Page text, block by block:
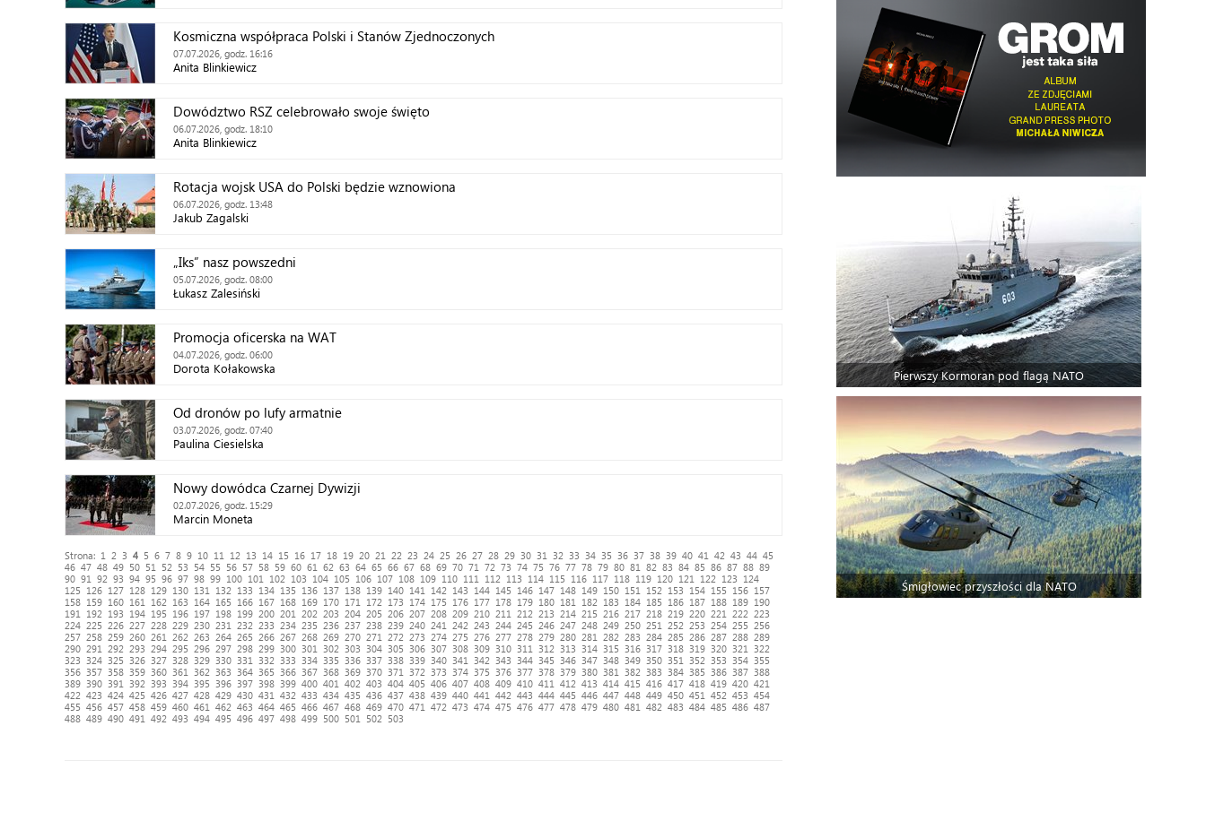
Kosmiczna współpraca Polski i Stanów Zjednoczonych
07.07.2026, godz. 16:16
Anita Blinkiewicz
Dowództwo RSZ celebrowało swoje święto
06.07.2026, godz. 18:10
Anita Blinkiewicz
Rotacja wojsk USA do Polski będzie wznowiona
06.07.2026, godz. 13:48
Jakub Zagalski
„Iks” nasz powszedni
05.07.2026, godz. 08:00
Łukasz Zalesiński
Promocja oficerska na WAT
04.07.2026, godz. 06:00
Dorota Kołakowska
Od dronów po lufy armatnie
03.07.2026, godz. 07:40
Paulina Ciesielska
Nowy dowódca Czarnej Dywizji
02.07.2026, godz. 15:29
Marcin Moneta
Strona: 1 2 3 4 5 6 7 8 9 10 11 12 13 14 15 16 17 18 19 20 21 22 23 24 25 26 27 28 29 30 31 32 33 34 35 36 37 38 39 40 41 42 43 44 45
46 47 48 49 50 51 52 53 54 55 56 57 58 59 60 61 62 63 64 65 66 67 68 69 70 71 72 73 74 75 76 77 78 79 80 81 82 83 84 85 86 87 88 89
90 91 92 93 94 95 96 97 98 99 100 101 102 103 104 105 106 107 108 109 110 111 112 113 114 115 116 117 118 119 120 121 122 123
124
125
126 127 128 129 130 131 132 133 134 135 136 137 138 139 140 141 142 143 144 145 146 147 148 149 150 151 152 153 154 155 156 157
158 159 160 161 162 163 164 165 166 167 168 169 170 171 172 173 174 175 176 177 178 179 180 181 182 183 184 185 186 187 188 189 190
191
192 193 194 195 196 197 198 199 200 201 202 203 204 205 206 207 208 209 210 211 212 213 214 215 216 217 218 219 220 221 222
223
224 225 226 227 228 229 230 231 232 233 234 235 236 237 238 239 240 241 242 243 244 245 246 247 248 249 250 251 252 253 254 255
256
257 258 259 260 261 262 263 264 265 266 267 268 269 270 271 272 273 274 275 276 277 278 279 280 281 282 283 284 285 286 287 288 289
290 291 292 293 294 295 296 297 298 299 300 301 302 303 304 305 306 307 308 309 310 311 312 313 314 315 316 317 318 319 320 321
322
323
324 325 326 327 328 329 330 331 332 333 334 335 336 337 338 339 340 341 342 343 344 345 346 347 348 349 350 351 352 353 354 355
356 357 358 359 360 361 362 363 364 365 366 367 368 369 370 371 372 373 374 375 376 377 378 379 380 381 382 383 384 385 386 387 388
389 390 391 392 393 394 395 396 397 398 399 400 401 402 403 404 405 406 407 408 409 410 411 412 413 414 415 416 417 418 419 420 421
422 423 424 425 426 427 428 429 430 431 432 433 434 435 436 437 438 439 440 441 442 443 444 445 446 447 448 449 450 451 452 453 454
455 456 457 458 459 460 461 462 463 464 465 466 467 468 469 470 471 472 473 474 475 476 477 478 479 480 481 482 483 484 485 486 487
488 489 490 491 492 493 494 495 496 497 498 499 500 501 502 503
Pierwszy Kormoran pod flagą NATO
Śmigłowiec przyszłości dla NATO